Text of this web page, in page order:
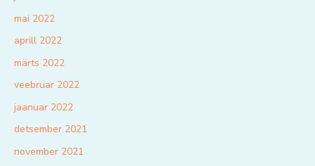
mai 2022
aprill 2022
märts 2022
veebruar 2022
jaanuar 2022
detsember 2021
november 2021